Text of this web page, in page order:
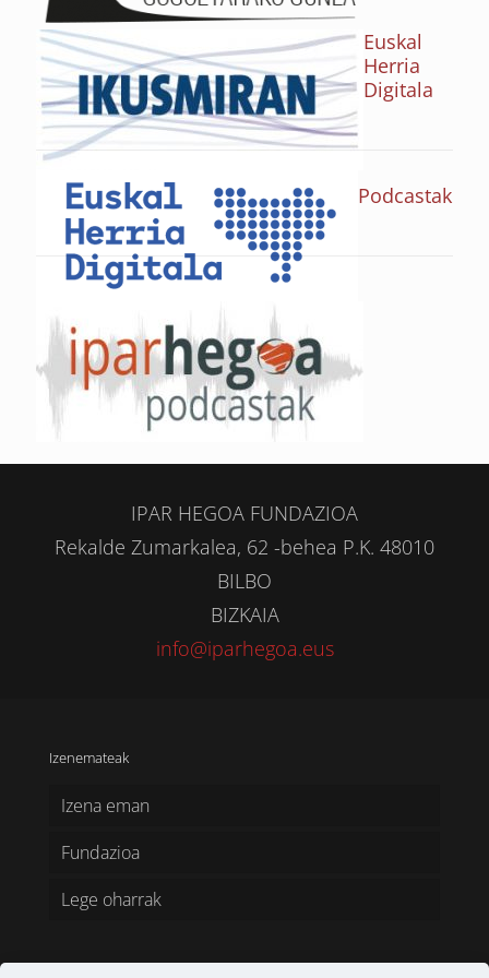
Euskal
Herria
Digitala
Podcastak
IPAR HEGOA FUNDAZIOA
Rekalde Zumarkalea, 62 -behea P.K. 48010
BILBO
BIZKAIA
info@iparhegoa.eus
Izenemateak
Izena eman
Fundazioa
Lege oharrak